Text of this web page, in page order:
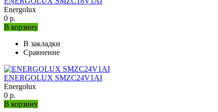
Energolux
0 р.
В корзину
В закладки
Сравнение
ENERGOLUX SMZC24V1AI
Energolux
0 р.
В корзину